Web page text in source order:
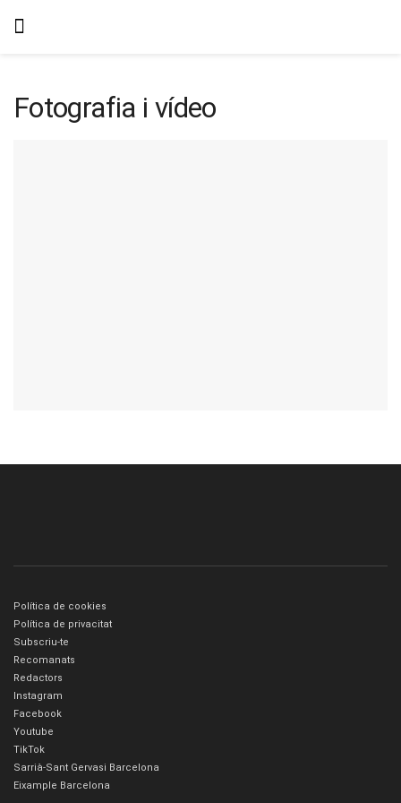
Fotografia i vídeo
Política de cookies
Política de privacitat
Subscriu-te
Recomanats
Redactors
Instagram
Facebook
Youtube
TikTok
Sarrià-Sant Gervasi Barcelona
Eixample Barcelona